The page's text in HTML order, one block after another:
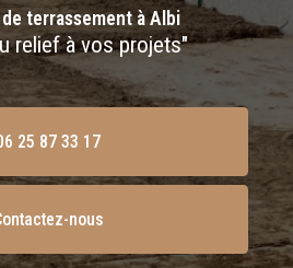
terrassement à Albi
relief à vos projets"
25 87 33 17
nous